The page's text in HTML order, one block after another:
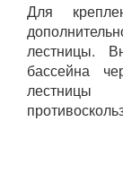
Для
лестницы.
бассейна
лестницы